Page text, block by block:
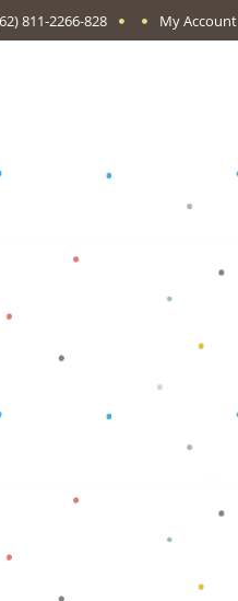
811-2266-828 My Account